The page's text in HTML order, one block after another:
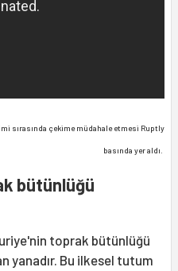
sırasında çekime müdahale etmesi Ruptly
basında yer aldı.
bütünlüğü
toprak bütünlüğü
yanadır. Bu ilkesel tutum